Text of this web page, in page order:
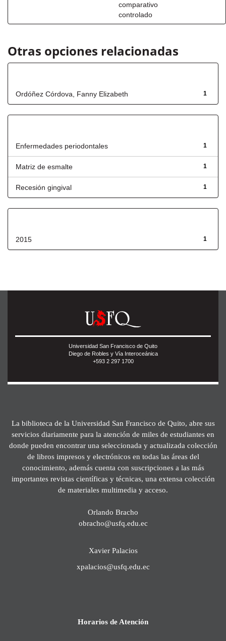
comparativo
controlado
Otras opciones relacionadas
1
Ordóñez Córdova, Fanny Elizabeth
1
Enfermedades periodontales
1
Matriz de esmalte
1
Recesión gingival
1
2015
Universidad San Francisco de Quito
Diego de Robles y Vía Interoceánica
+593 2 297 1700
La biblioteca de la Universidad San Francisco de Quito, abre sus
servicios diariamente para la atención de miles de estudiantes en
donde pueden encontrar una seleccionada y actualizada colección
de libros impresos y electrónicos en todas las áreas del
conocimiento, además cuenta con suscripciones a las más
importantes revistas científicas y técnicas, una extensa colección
de materiales multimedia y acceso.
Orlando Bracho
obracho@usfq.edu.ec
Xavier Palacios
xpalacios@usfq.edu.ec
Horarios de Atención